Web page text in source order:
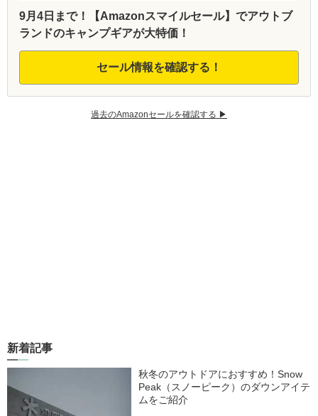
9月4日まで！【Amazonスマイルセール】でアウトブ
ランドのキャンプギアが大特価！
セール情報を確認する！
過去のAmazonセールを確認する ▶︎
新着記事
秋冬のアウトドアにおすすめ！Snow
Peak（スノーピーク）のダウンアイテ
ムをご紹介